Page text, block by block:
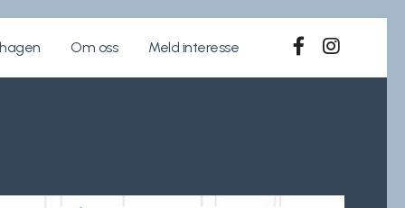
Om oss Meld interesse